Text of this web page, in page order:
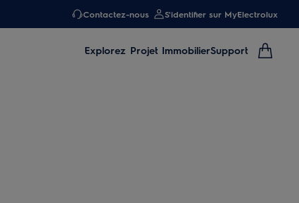
Contactez-nous S'identifier sur MyElectrolux
Explorez Projet ImmobilierSupport